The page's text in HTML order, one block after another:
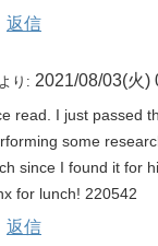
返信
より: 2021/08/03(火)
read. I just passed
some
since I found it for
for lunch! 220542
返信